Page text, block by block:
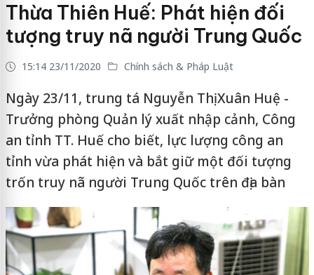
Thừa Thiên Huế: Phát hiện đối
tượng truy nã người Trung Quốc
15:14 23/11/2020 Chính sách & Pháp Luật
Ngày 23/11, trung tá Nguyễn Thị Xuân Huệ -
Trưởng phòng Quản lý xuất nhập cảnh, Công
an tỉnh TT. Huế cho biết, lực lượng công an
tỉnh vừa phát hiện và bắt giữ một đối tượng
trốn truy nã người Trung Quốc trên địa bàn